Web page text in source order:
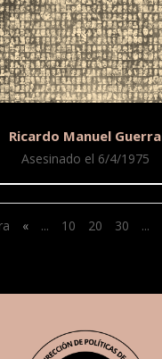
Ricardo Manuel Guerra
Asesinado el 6/4/1975
« ... 10 20 30 ...